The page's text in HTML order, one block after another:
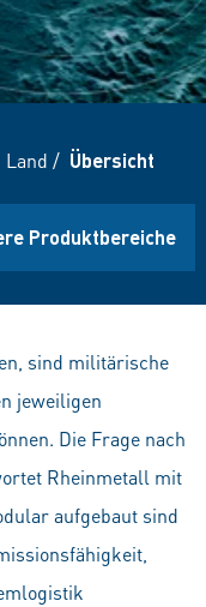
Land / Übersicht
Produktbereiche
sind militärische
jeweiligen
Die Frage nach
Rheinmetall mit
aufgebaut sind